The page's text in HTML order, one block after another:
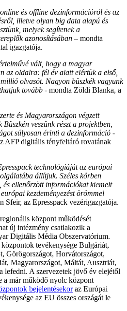
és offline dezinformációról és az
illetve olyan big data alapú és
melyek segítenek a
azonosításában – mondta
igazgatója.
vált, hogy a magyar
az oldalra: fél év alatt elértük a első,
olvasót. Nagyon büszkék vagyunk
tovább - mondta Zöldi Blanka, a
és Magyarországon végzett
Büszkén veszünk részt a projektben,
súlyosan érinti a dezinformáció -
AFP digitális tényfeltáró rovatának
technológiáját az európai
állítjuk. Széles körben
és ellenőrzött információkat kiemelt
kezdeményezést örömmel
Sfeir, az Epresspack vezérigazgatója.
központ működését
új intézmény csatlakozik a
Digitális Média Obszervatórium.
tevékenysége Bulgáriát,
Görögországot, Horvátországot,
Magyarországot, Máltát, Ausztriát,
lefedni. A szervezetek jövő év elejétől
a már működő nyolc központ
bejelentésekoraz Európai
az EU összes országát le